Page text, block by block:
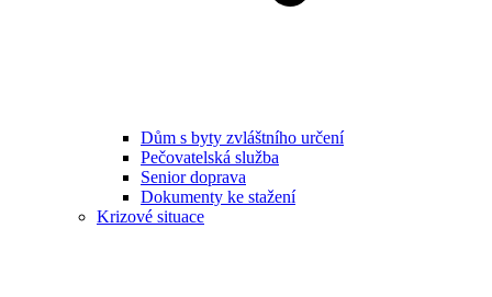
Dům s byty zvláštního určení
Pečovatelská služba
Senior doprava
Dokumenty ke stažení
Krizové situace